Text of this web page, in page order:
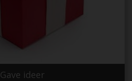
Gave ideer